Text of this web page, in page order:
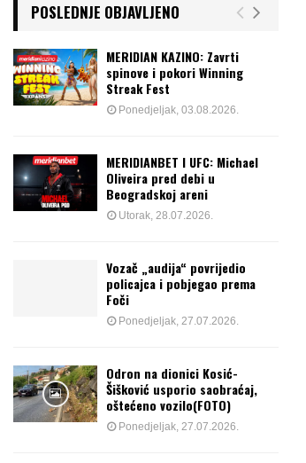
POSLEDNJE OBJAVLJENO
MERIDIAN KAZINO: Zavrti
spinove i pokori Winning
Streak Fest
Ponedjeljak, 03.08.2026.
MERIDIANBET I UFC: Michael
Oliveira pred debi u
Beogradskoj areni
Utorak, 28.07.2026.
Vozač „audija“ povrijedio
policajca i pobjegao prema
Foči
Ponedjeljak, 27.07.2026.
Odron na dionici Kosić-
Šišković usporio saobraćaj,
oštećeno vozilo(FOTO)
Ponedjeljak, 27.07.2026.